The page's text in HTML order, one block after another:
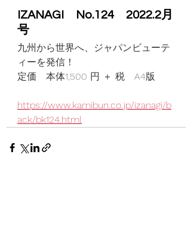
IZANAGI　No.124　2022.2月
号
九州から世界へ、ジャパンビューテ
ィーを発信！
定価　本体1,500 円 ＋ 税　A4版
https://www.kamibun.co.jp/izanagi/b
ack/bk124.html